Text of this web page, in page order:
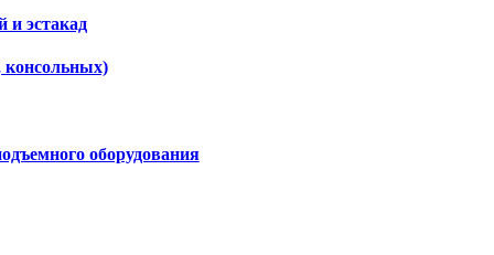
и эстакад
консольных)
оборудования